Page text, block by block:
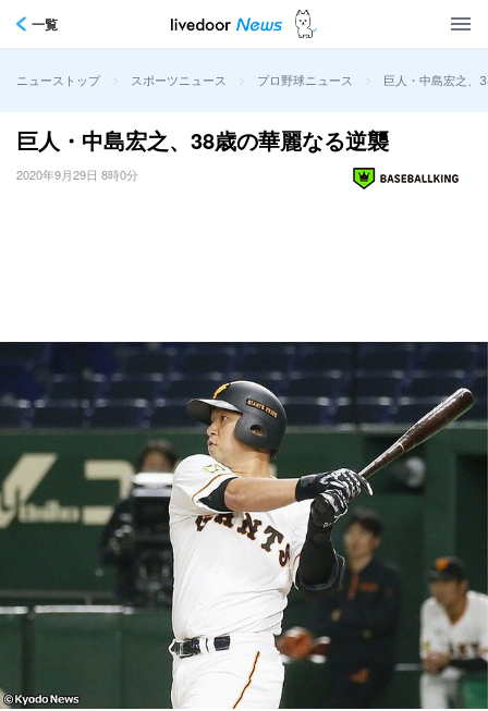
一覧
ニューストップ > スポーツニュース > プロ野球ニュース > 巨人・中島宏之、
巨人・中島宏之、38歳の華麗なる逆襲
2020年9月29日 8時0分